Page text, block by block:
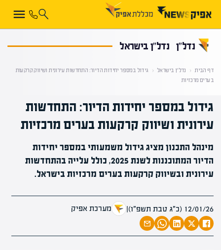
נדל”ן נדל”ן בישראל
דף הבית ‹ נדל”ן בישראל ‹
גידול במספר יחידות הדיור: התחדשות עירונית ושיווק קרקעות
בערים מרכזיות
גידול במספר יחידות הדיור: התחדשות
עירונית ושיווק קרקעות בערים מרכזיות
מינהל התכנון מציג גידול משמעותי במספר יחידות
הדיור המתוכננות לשנת 2025, כולל עלייה בהתחדשות
עירונית ובשיווק קרקעות בערים מרכזיות בישראל.
12/01/26 (כ״ג טבת תשפ״ו) | מערכת אפיק